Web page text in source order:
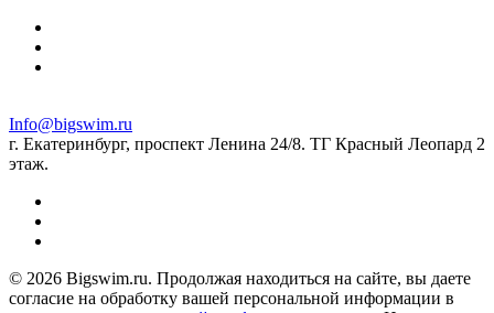
Info@bigswim.ru
г. Екатеринбург, проспект Ленина 24/8. ТГ Красный Леопард 2
этаж.
© 2026 Bigswim.ru. Продолжая находиться на сайте, вы даете
согласие на обработку вашей персональной информации в